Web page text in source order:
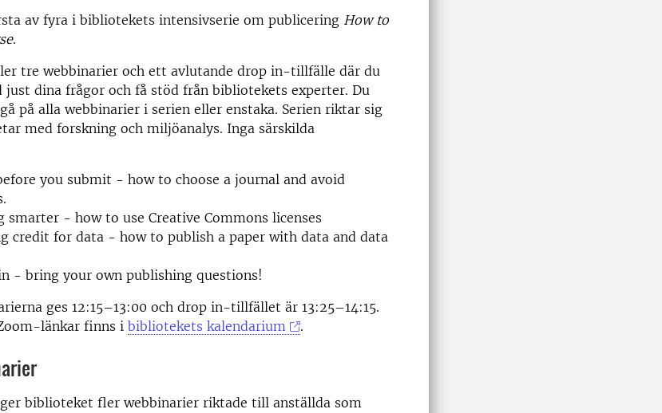
av fyra i bibliotekets intensivserie om publicering How to
.
tre webbinarier och ett avlutande drop in-tillfälle där du
just dina frågor och få stöd från bibliotekets experter. Du
på alla webbinarier i serien eller enstaka. Serien riktar sig
med forskning och miljöanalys. Inga särskilda
you submit - how to choose a journal and avoid
smarter - how to use Creative Commons licenses
credit for data - how to publish a paper with data and data
- bring your own publishing questions!
ges 12:15–13:00 och drop in-tillfället är 13:25–14:15.
länkar finns i bibliotekets kalendarium .
biblioteket fler webbinarier riktade till anställda som